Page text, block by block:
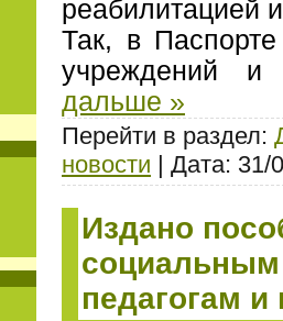
реабилитацией
Так, в
учреждений
дальше »
Перейти в раздел:
новости | Дата: 31/
Издано
социальным
педагогам и